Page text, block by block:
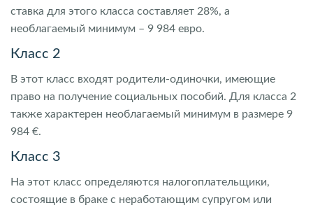
ставка для этого класса составляет 28%, а
необлагаемый минимум – 9 984 евро.
Класс 2
В этот класс входят родители-одиночки, имеющие
право на получение социальных пособий. Для класса 2
также характерен необлагаемый минимум в размере 9
984 €.
Класс 3
На этот класс определяются налогоплательщики,
состоящие в браке с неработающим супругом или